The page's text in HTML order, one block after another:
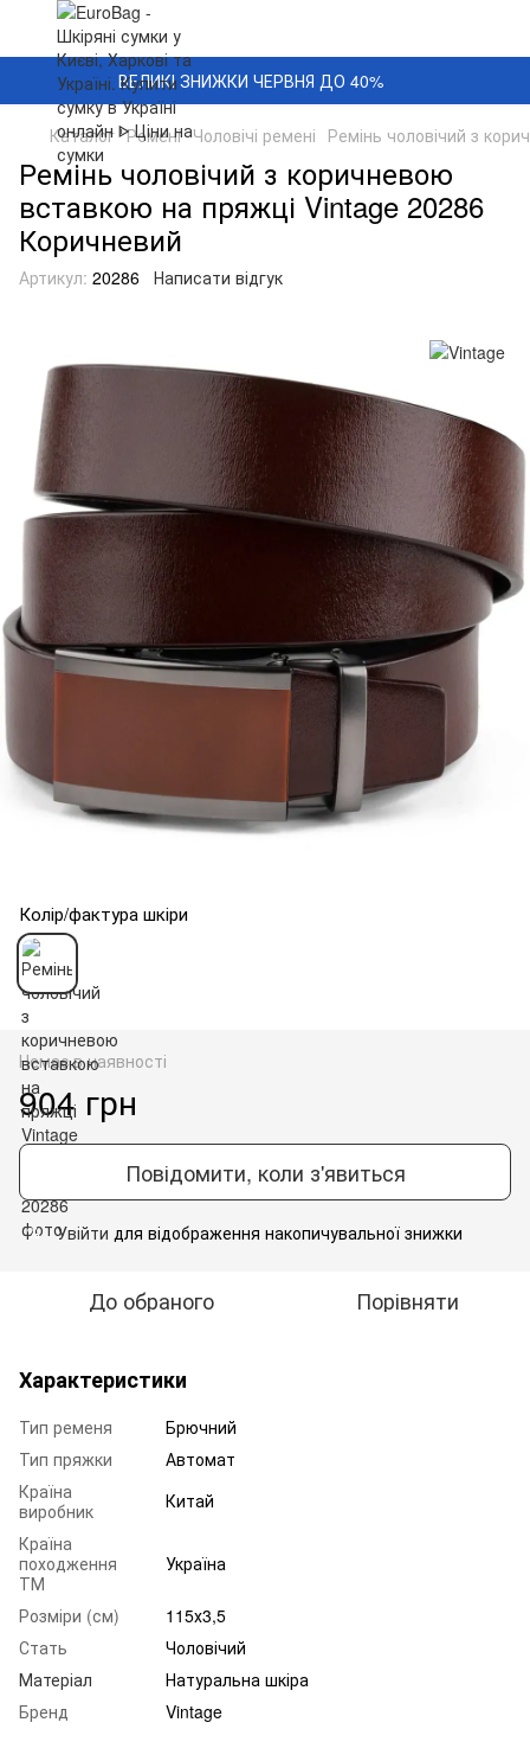
ВЕЛИКІ ЗНИЖКИ ЧЕРВНЯ ДО 40%
Каталог Ремені Чоловічі ремені Ремінь чоловічий з
Ремінь чоловічий з коричневою
вставкою на пряжці Vintage 20286
Коричневий
Артикул: 20286 Написати відгук
Колір/фактура шкіри
Немає в наявності
904 грн
Повідомити, коли з'явиться
% Увійти для відображення накопичувальної знижки
До обраного Порівняти
Характеристики
Тип ременя
Брючний
Тип пряжки
Автомат
Країна
виробник
Китай
Країна
походження
ТМ
Україна
Розміри (см)
115х3,5
Стать
Чоловічий
Матеріал
Натуральна шкіра
Бренд
Vintage